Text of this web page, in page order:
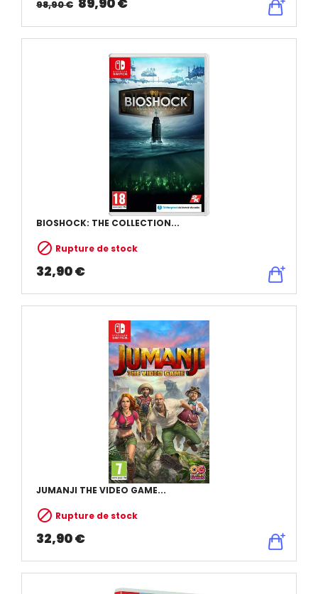
98,90 € 89,90 €
BIOSHOCK: THE COLLECTION...
 Rupture de stock
32,90 €
JUMANJI THE VIDEO GAME...
 Rupture de stock
32,90 €